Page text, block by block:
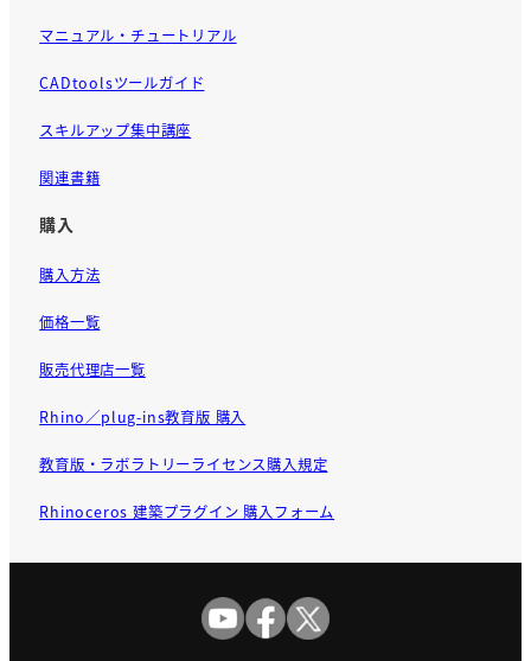
マニュアル・チュートリアル
CADtoolsツールガイド
スキルアップ集中講座
関連書籍
購入
購入方法
価格一覧
販売代理店一覧
Rhino／plug-ins教育版 購入
教育版・ラボラトリーライセンス購入規定
Rhinoceros 建築プラグイン 購入フォーム